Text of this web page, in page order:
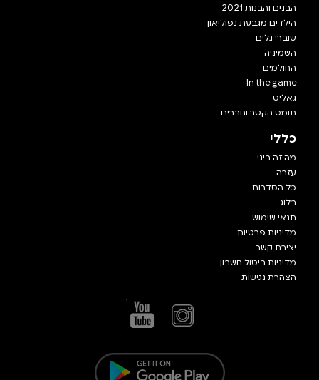
הבנים והבנות 2021
הילדים מגבעת נפוליאון
שוברי גלים
השמיניה
החולמים
In the game
גאליס
תומס הקטר וחברים
כללי
מה זה ביגי
עזרה
כל הסדרות
בלוג
תנאי שימוש
מדיניות פרטיות
יצירת קשר
מדיניות ביטול חשבון
הצהרת נגישות